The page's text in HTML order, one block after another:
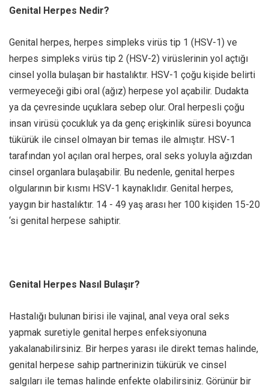
Genital Herpes Nedir?
Genital herpes, herpes simpleks virüs tip 1 (HSV-1) ve
herpes simpleks virüs tip 2 (HSV-2) virüslerinin yol açtığı
cinsel yolla bulaşan bir hastalıktır. HSV-1 çoğu kişide belirti
vermeyeceği gibi oral (ağız) herpese yol açabilir. Dudakta
ya da çevresinde uçuklara sebep olur. Oral herpesli çoğu
insan virüsü çocukluk ya da genç erişkinlik süresi boyunca
tükürük ile cinsel olmayan bir temas ile almıştır. HSV-1
tarafından yol açılan oral herpes, oral seks yoluyla ağızdan
cinsel organlara bulaşabilir. Bu nedenle, genital herpes
olgularının bir kısmı HSV-1 kaynaklıdır. Genital herpes,
yaygın bir hastalıktır. 14 - 49 yaş arası her 100 kişiden 15-20
‘si genital herpese sahiptir.
Genital Herpes Nasıl Bulaşır?
Hastalığı bulunan birisi ile vajinal, anal veya oral seks
yapmak suretiyle genital herpes enfeksiyonuna
yakalanabilirsiniz. Bir herpes yarası ile direkt temas halinde,
genital herpese sahip partnerinizin tükürük ve cinsel
salgıları ile temas halinde enfekte olabilirsiniz. Görünür bir